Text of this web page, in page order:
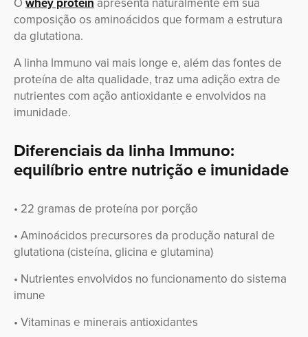
composição os aminoácidos que formam a estrutura
da glutationa.
A linha Immuno vai mais longe e, além das fontes de
proteína de alta qualidade, traz uma adição extra de
nutrientes com ação antioxidante e envolvidos na
imunidade.
Diferenciais da linha Immuno:
equilíbrio entre nutrição e imunidade
• 22 gramas de proteína por porção
• Aminoácidos precursores da produção natural de
glutationa (cisteína, glicina e glutamina)
• Nutrientes envolvidos no funcionamento do sistema
imune
• Vitaminas e minerais antioxidantes